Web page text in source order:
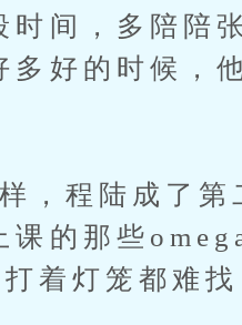
时间，多陪陪
多好的时候，
程陆成了第
课的那些
着灯笼都难找